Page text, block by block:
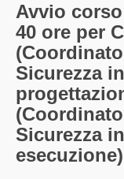
Avvio
40 ore per
Sicurezza
Sicurezza